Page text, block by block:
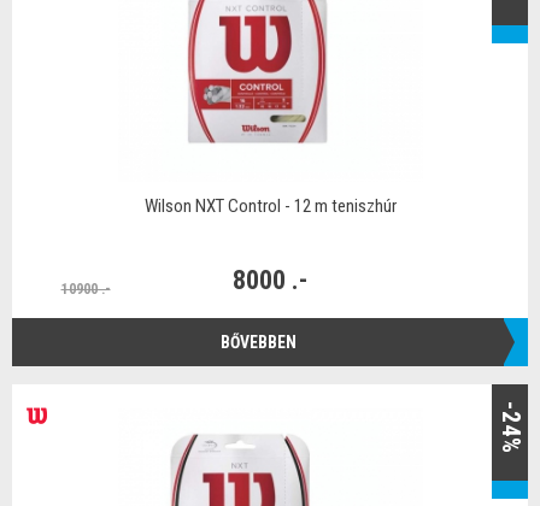
Wilson NXT Control - 12 m teniszhúr
10900 .- 8000 .-
BŐVEBBEN
-24%